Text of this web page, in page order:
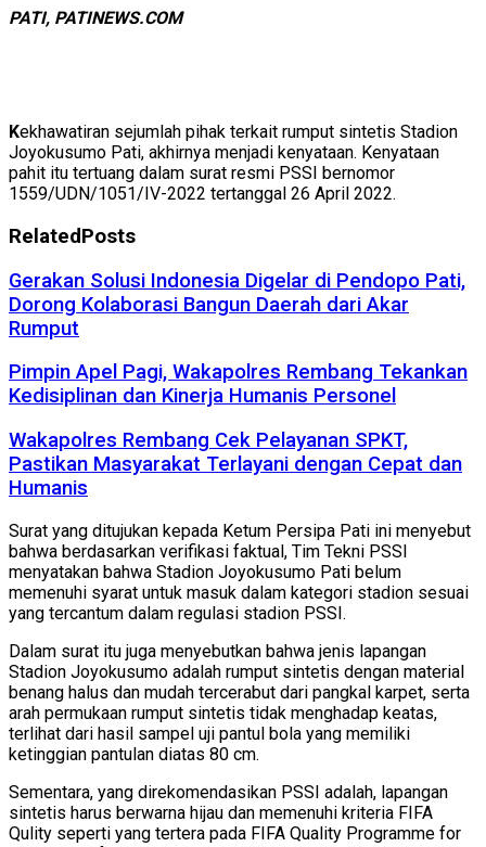
PATI, PATINEWS.COM
Kekhawatiran sejumlah pihak terkait rumput sintetis Stadion
Joyokusumo Pati, akhirnya menjadi kenyataan. Kenyataan
pahit itu tertuang dalam surat resmi PSSI bernomor
1559/UDN/1051/IV-2022 tertanggal 26 April 2022.
RelatedPosts
Gerakan Solusi Indonesia Digelar di Pendopo Pati,
Dorong Kolaborasi Bangun Daerah dari Akar
Rumput
Pimpin Apel Pagi, Wakapolres Rembang Tekankan
Kedisiplinan dan Kinerja Humanis Personel
Wakapolres Rembang Cek Pelayanan SPKT,
Pastikan Masyarakat Terlayani dengan Cepat dan
Humanis
Surat yang ditujukan kepada Ketum Persipa Pati ini menyebut
bahwa berdasarkan verifikasi faktual, Tim Tekni PSSI
menyatakan bahwa Stadion Joyokusumo Pati belum
memenuhi syarat untuk masuk dalam kategori stadion sesuai
yang tercantum dalam regulasi stadion PSSI.
Dalam surat itu juga menyebutkan bahwa jenis lapangan
Stadion Joyokusumo adalah rumput sintetis dengan material
benang halus dan mudah tercerabut dari pangkal karpet, serta
arah permukaan rumput sintetis tidak menghadap keatas,
terlihat dari hasil sampel uji pantul bola yang memiliki
ketinggian pantulan diatas 80 cm.
Sementara, yang direkomendasikan PSSI adalah, lapangan
sintetis harus berwarna hijau dan memenuhi kriteria FIFA
Qulity seperti yang tertera pada FIFA Quality Programme for